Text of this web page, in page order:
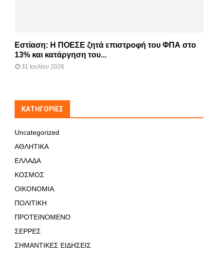
Εστίαση: Η ΠΟΕΣΕ ζητά επιστροφή του ΦΠΑ στο
13% και κατάργηση του...
31 Ιουλίου 2026
KΑΤΗΓΟΡΊΕΣ
Uncategorized
ΑΘΛΗΤΙΚΑ
ΕΛΛΑΔΑ
ΚΟΣΜΟΣ
ΟΙΚΟΝΟΜΙΑ
ΠΟΛΙΤΙΚΗ
ΠΡΟΤΕΙΝΟΜΕΝΟ
ΣΕΡΡΕΣ
ΣΗΜΑΝΤΙΚΕΣ ΕΙΔΗΣΕΙΣ